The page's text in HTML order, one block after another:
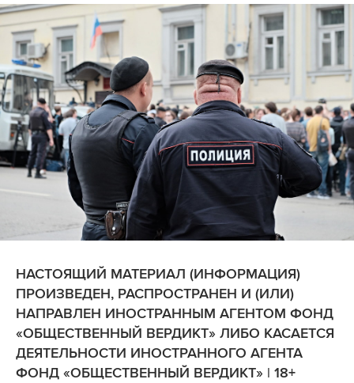
НАСТОЯЩИЙ МАТЕРИАЛ (ИНФОРМАЦИЯ)
ПРОИЗВЕДЕН, РАСПРОСТРАНЕН И (ИЛИ)
НАПРАВЛЕН ИНОСТРАННЫМ АГЕНТОМ ФОНД
«ОБЩЕСТВЕННЫЙ ВЕРДИКТ» ЛИБО КАСАЕТСЯ
ДЕЯТЕЛЬНОСТИ ИНОСТРАННОГО АГЕНТА
ФОНД «ОБЩЕСТВЕННЫЙ ВЕРДИКТ» | 18+